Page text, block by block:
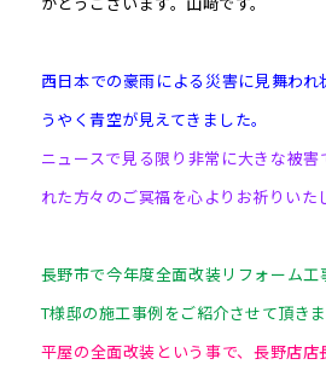
がとうございます。山﨑です。
西日本での豪雨による災害に見舞わ
うやく青空が見えてきました。
ニュースで見る限り非常に大きな被害
れた方々のご冥福を心よりお祈りいた
長野市で今年度全面改装リフォーム工
T様邸の施工事例をご紹介させて頂きま
平屋の全面改装という事で、長野店店